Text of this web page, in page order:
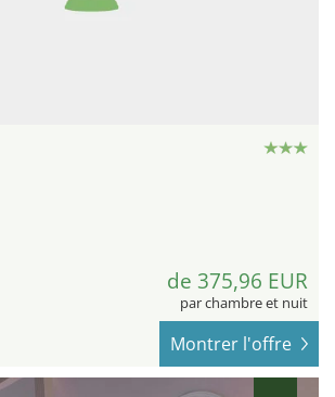
de 375,96 EUR
par chambre et nuit
Montrer l'offre